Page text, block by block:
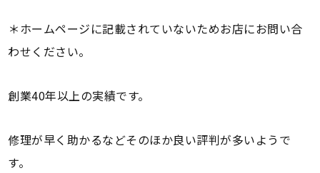
＊ホームページに記載されていないためお店にお問い合
わせください。
創業40年以上の実績です。
修理が早く助かるなどそのほか良い評判が多いようで
す。